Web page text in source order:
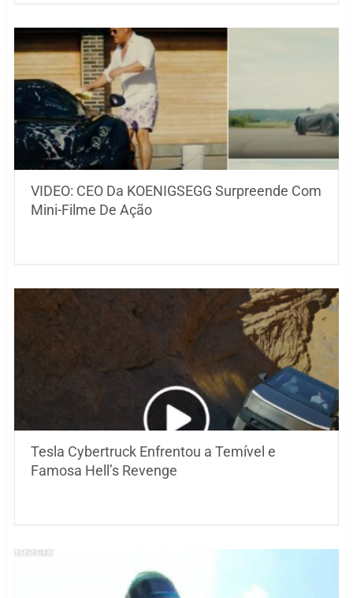
VIDEO: CEO Da KOENIGSEGG Surpreende Com
Mini-Filme De Ação
Tesla Cybertruck Enfrentou a Temível e
Famosa Hell’s Revenge